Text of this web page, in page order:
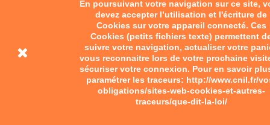
En poursuivant votre navigation sur ce site,
devez accepter l’utilisation et l'écriture de
Cookies sur votre appareil connecté. Ces
Cookies (petits fichiers texte) permettent
suivre votre navigation, actualiser votre
vous reconnaitre lors de votre prochaine
sécuriser votre connexion. Pour en savoir
paramétrer les traceurs: http://www.cnil.fr/
obligations/sites-web-cookies-et-autres-
traceurs/que-dit-la-loi/